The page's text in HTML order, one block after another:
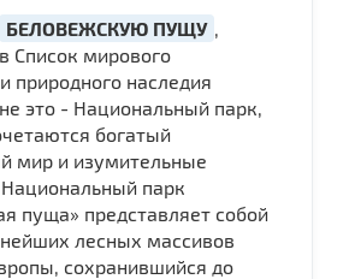
БЕЛОВЕЖСКУЮ ПУЩУ
Список мирового
природного наследия
это - Национальный парк,
богатый
мир и изумительные
парк
пуща» представляет собой
лесных массивов
сохранившийся до